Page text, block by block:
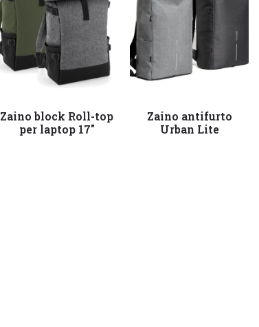
Leggi tutto
Zaino block Roll-top
per laptop 17″
Leggi tutto
Zaino antifurto
Urban Lite